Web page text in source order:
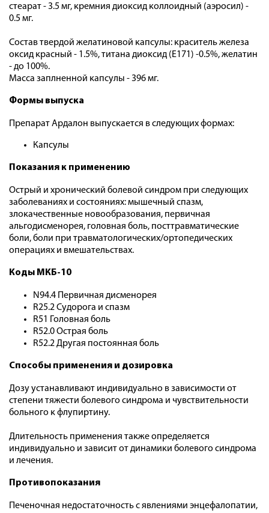
стеарат - 3.5 мг, кремния диоксид коллоидный (аэросил) -
0.5 мг.
Состав твердой желатиновой капсулы: краситель железа
оксид красный - 1.5%, титана диоксид (Е171) -0.5%, желатин
- до 100%.
Масса заплненной капсулы - 396 мг.
Формы выпуска
Препарат Ардалон выпускается в следующих формах:
Капсулы
Показания к применению
Острый и хронический болевой синдром при следующих
заболеваниях и состояниях: мышечный спазм,
злокачественные новообразования, первичная
альгодисменорея, головная боль, посттравматические
боли, боли при травматологических/ортопедических
операциях и вмешательствах.
Коды МКБ-10
N94.4 Первичная дисменорея
R25.2 Судорога и спазм
R51 Головная боль
R52.0 Острая боль
R52.2 Другая постоянная боль
Способы применения и дозировка
Дозу устанавливают индивидуально в зависимости от
степени тяжести болевого синдрома и чувствительности
больного к флупиртину.
Длительность применения также определяется
индивидуально и зависит от динамики болевого синдрома
и лечения.
Противопоказания
Печеночная недостаточность с явлениями энцефалопатии,